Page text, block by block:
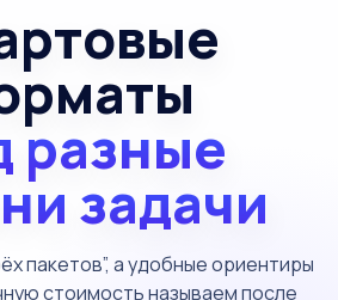
разные
задачи
пакетов”, а удобные ориентиры
стоимость называем после